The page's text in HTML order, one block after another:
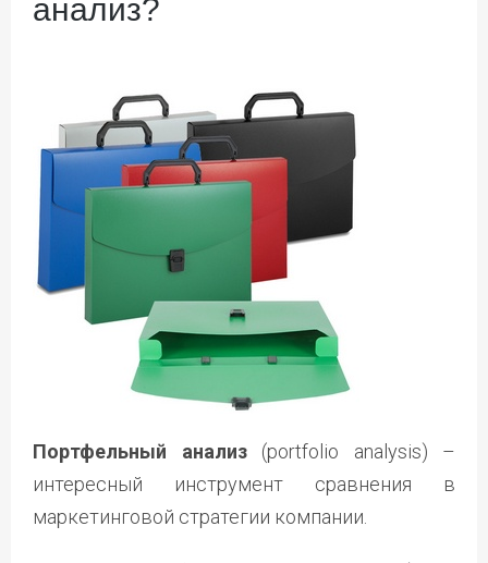
анализ?
Портфельный анализ(portfolio analysis) –
интересный инструмент сравнения в
маркетинговой стратегии компании.